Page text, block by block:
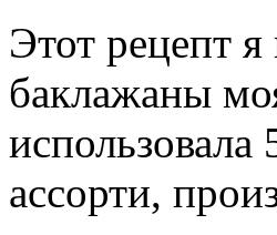
Этот рецепт
баклажаны
ассорти,